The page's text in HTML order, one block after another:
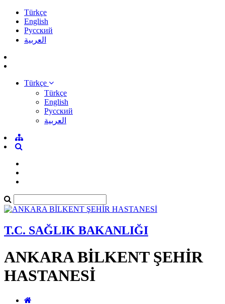
Türkçe
English
Pусский
العربية
Türkçe
Türkçe
English
Pусский
العربية
T.C. SAĞLIK BAKANLIĞI
ANKARA BİLKENT ŞEHİR
HASTANESİ